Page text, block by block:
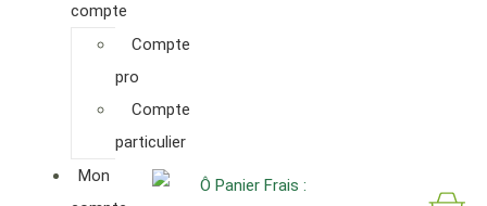
compte
Compte
pro
Compte
particulier
Mon